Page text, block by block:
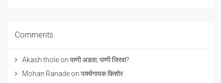
Comments
Akash thole on पाणी अडवा; पाणी जिरवा?
Mohan Ranade on पार्श्वगायक किशोर